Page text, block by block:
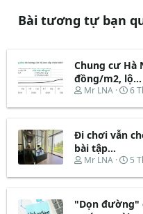
Bài tương tự bạn
Chung cư Hà
đồng/m2, lộ...
T
r
a
d
s
a
t
Mr LNA
N
à
b
t
ầ
6
Đi chơi vẫn
bài tập...
T
r
a
Mr LNA
N
à
b
5
"Dọn đường"